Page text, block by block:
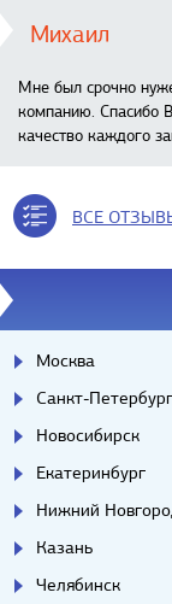
Михаил
Мне был срочно
компанию. Спасибо
качество каждого
ВСЕ
Москва
Санкт-Петербург
Новосибирск
Екатеринбург
Нижний
Казань
Челябинск